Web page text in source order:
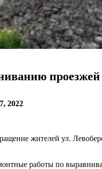
2022
жителей ул.
работы по